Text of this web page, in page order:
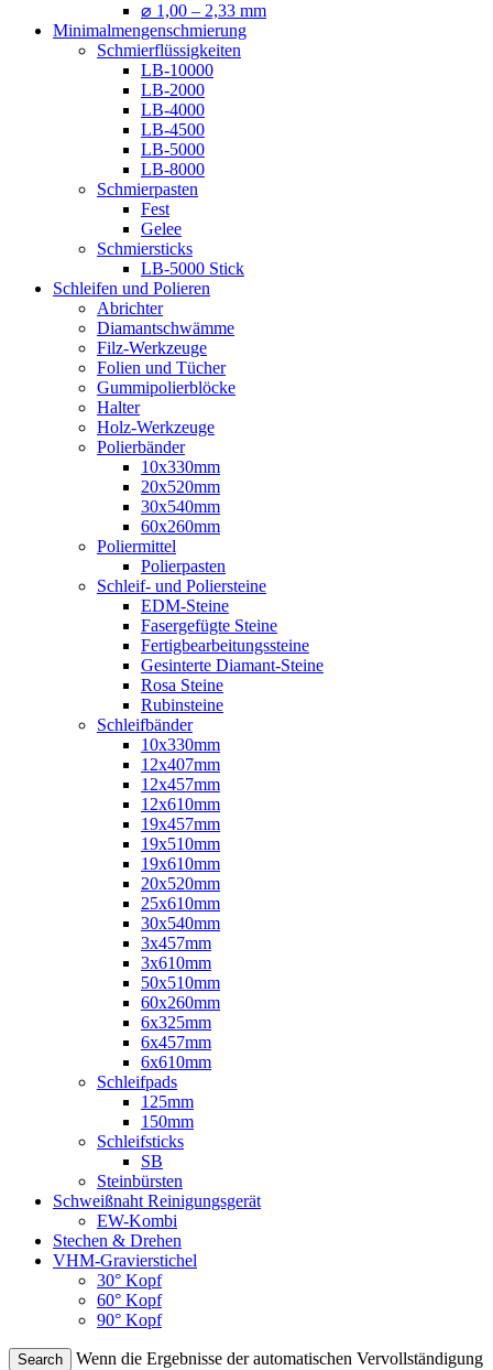
⌀ 1,00 – 2,33 mm
Minimalmengenschmierung
Schmierflüssigkeiten
LB-10000
LB-2000
LB-4000
LB-4500
LB-5000
LB-8000
Schmierpasten
Fest
Gelee
Schmiersticks
LB-5000 Stick
Schleifen und Polieren
Abrichter
Diamantschwämme
Filz-Werkzeuge
Folien und Tücher
Gummipolierblöcke
Halter
Holz-Werkzeuge
Polierbänder
10x330mm
20x520mm
30x540mm
60x260mm
Poliermittel
Polierpasten
Schleif- und Poliersteine
EDM-Steine
Fasergefügte Steine
Fertigbearbeitungssteine
Gesinterte Diamant-Steine
Rosa Steine
Rubinsteine
Schleifbänder
10x330mm
12x407mm
12x457mm
12x610mm
19x457mm
19x510mm
19x610mm
20x520mm
25x610mm
30x540mm
3x457mm
3x610mm
50x510mm
60x260mm
6x325mm
6x457mm
6x610mm
Schleifpads
125mm
150mm
Schleifsticks
SB
Steinbürsten
Schweißnaht Reinigungsgerät
EW-Kombi
Stechen & Drehen
VHM-Gravierstichel
30° Kopf
60° Kopf
90° Kopf
Search
Wenn die Ergebnisse der automatischen Vervollständigung